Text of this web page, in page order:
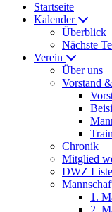
Startseite
Kalender
Überblick
Nächste
Verein
Über uns
Vorstand
Chronik
Mitglied
DWZ Liste
1.
2.